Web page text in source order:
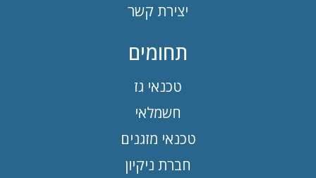
יצירת קשר
תחומים
טכנאי גז
חשמלאי
טכנאי מזגנים
חברת ניקיון